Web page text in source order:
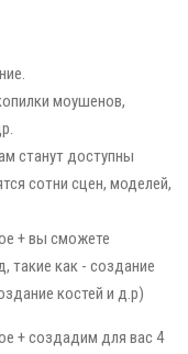
моушенов,
станут доступны
сотни сцен, моделей,
+ вы сможете
такие как - создание
костей и д.р)
+ создадим для вас 4